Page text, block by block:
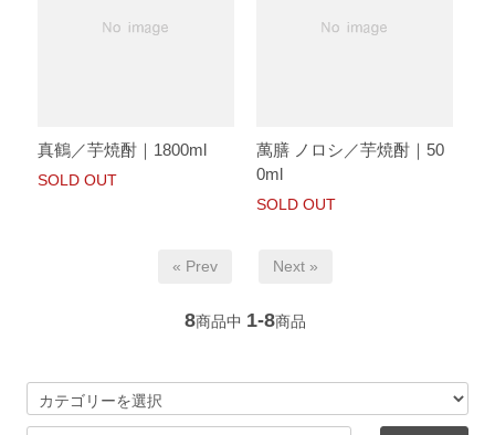
真鶴／芋焼酎｜1800ml
SOLD OUT
萬膳 ノロシ／芋焼酎｜50
0ml
SOLD OUT
« Prev Next »
8商品中 1-8商品